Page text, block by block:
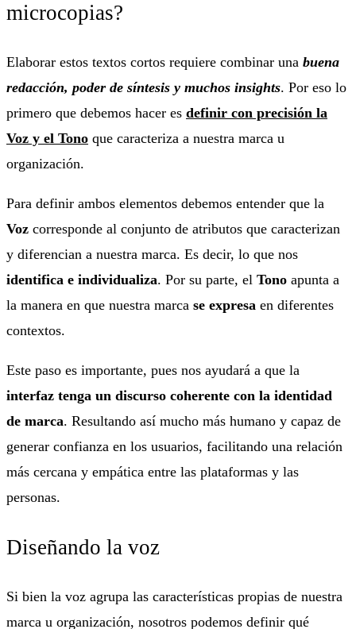
microcopias?
Elaborar estos textos cortos requiere combinar una buena
redacción, poder de síntesis y muchos insights. Por eso lo
primero que debemos hacer es definir con precisión la
Voz y el Tono que caracteriza a nuestra marca u
organización.
Para definir ambos elementos debemos entender que la
Voz corresponde al conjunto de atributos que caracterizan
y diferencian a nuestra marca. Es decir, lo que nos
identifica e individualiza. Por su parte, el Tono apunta a
la manera en que nuestra marca se expresa en diferentes
contextos.
Este paso es importante, pues nos ayudará a que la
interfaz tenga un discurso coherente con la identidad
de marca. Resultando así mucho más humano y capaz de
generar confianza en los usuarios, facilitando una relación
más cercana y empática entre las plataformas y las
personas.
Diseñando la voz
Si bien la voz agrupa las características propias de nuestra
marca u organización, nosotros podemos definir qué